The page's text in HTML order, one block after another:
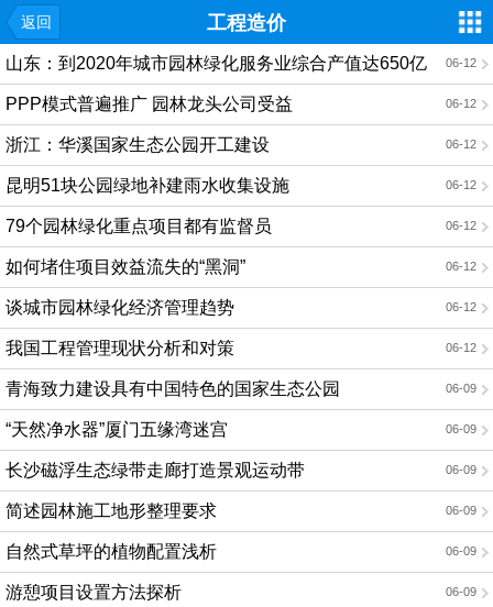
返回 工程造价
06-12
山东：到2020年城市园林绿化服务业综合产值达650亿
元 06-12
PPP模式普遍推广 园林龙头公司受益
06-12
浙江：华溪国家生态公园开工建设
06-12
昆明51块公园绿地补建雨水收集设施
06-12
79个园林绿化重点项目都有监督员
06-12
如何堵住项目效益流失的“黑洞”
06-12
谈城市园林绿化经济管理趋势
06-12
我国工程管理现状分析和对策
06-09
青海致力建设具有中国特色的国家生态公园
06-09
“天然净水器”厦门五缘湾迷宫
06-09
长沙磁浮生态绿带走廊打造景观运动带
06-09
简述园林施工地形整理要求
06-09
自然式草坪的植物配置浅析
06-09
游憩项目设置方法探析